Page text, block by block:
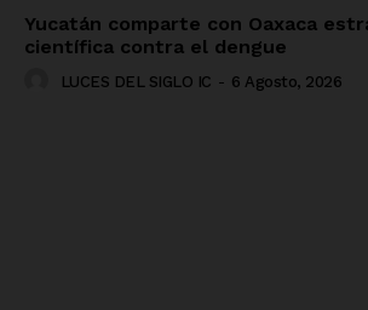
Yucatán comparte con Oaxaca
científica contra el dengue
LUCES DEL SIGLO IC - 6 Agosto, 2026